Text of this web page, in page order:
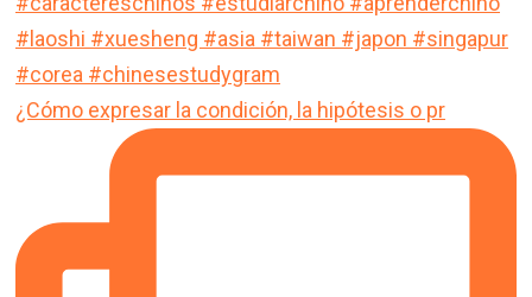
¿Cómo expresar la condición, la hipótesis o pr